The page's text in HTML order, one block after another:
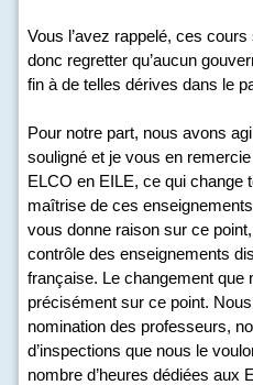
Vous l’avez rappelé, ces
donc regretter qu’aucun
fin à de telles dérives dans le
Pour notre part, nous avons
souligné et je vous en
ELCO en EILE, ce qui change
maîtrise de ces
vous donne raison sur ce
contrôle des enseignements
française. Le changement que
précisément sur ce point.
nomination des professeurs,
d’inspections que nous le
nombre d’heures dédiées aux